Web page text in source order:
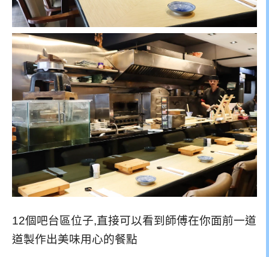
12個吧台區位子,直接可以看到師傅在你面前一道
道製作出美味用心的餐點